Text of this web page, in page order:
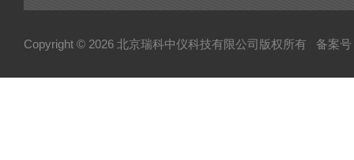
Copyright © 2026 北京瑞科中仪科技有限公司版权所有 备案号